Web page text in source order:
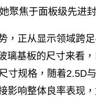
聚焦于面板级先进
，正从显示领域跨
璃基板的尺寸来看
寸规格，随着2.5D
影响整体良率表现